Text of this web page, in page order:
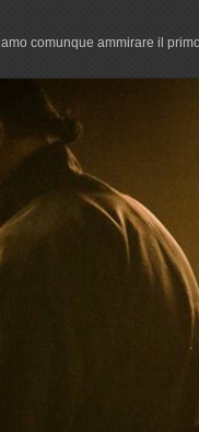
comunque ammirare il